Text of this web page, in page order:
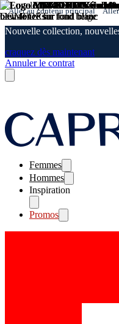
Aller au contenu principal Aller
Nouvelle collection,
craquez dès maintenant
Annuler le contrat
Femmes
Hommes
Inspiration
Promos